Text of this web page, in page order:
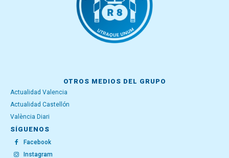
OTROS MEDIOS DEL GRUPO
Actualidad Valencia
Actualidad Castellón
València Diari
SÍGUENOS
Facebook
Instagram